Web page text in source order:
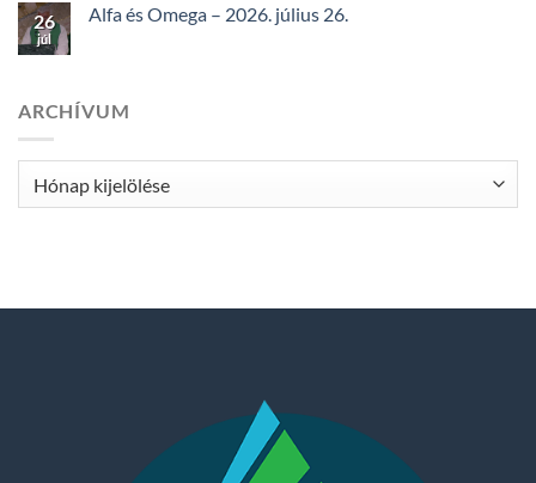
26
júl
Alfa és Omega – 2026. július 26.
ARCHÍVUM